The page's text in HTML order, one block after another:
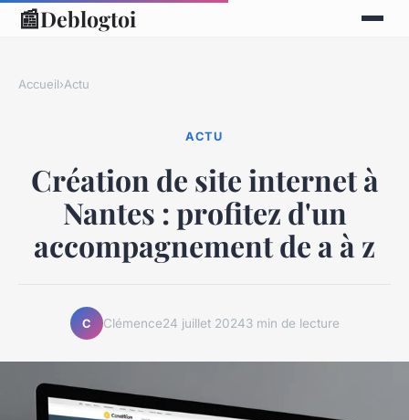
📰Deblogtoi
Accueil›Actu
ACTU
Création de site internet à
Nantes : profitez d'un
accompagnement de a à z
C Clémence24 juillet 20243 min de lecture